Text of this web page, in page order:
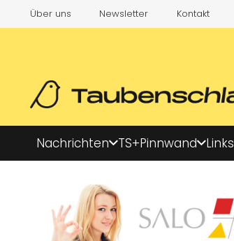
Über uns Newsletter Kontakt
Nachrichten TS+Pinnwand Links